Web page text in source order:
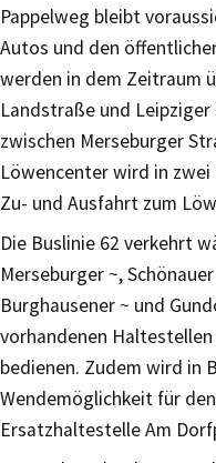
Pappelweg bleibt
Autos und den
werden in dem Zeitraum
Landstraße und
zwischen Merseburger
Löwencenter wird in
Zu- und Ausfahrt zum
Die Buslinie 62 verkehrt
Merseburger ~,
Burghausener ~ und
vorhandenen
bedienen. Zudem wird in
Wendemöglichkeit für
Ersatzhaltestelle Am